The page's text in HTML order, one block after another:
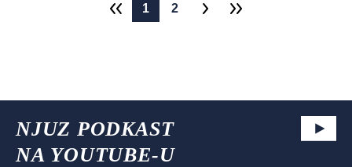
1 2
NJUZ PODKAST
NA YOUTUBE-U